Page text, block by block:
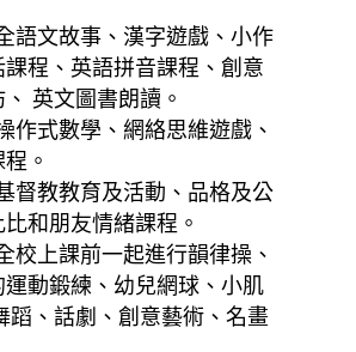
語文故事、漢字遊戲、小作
程、英語拼音課程、創意
英文圖書朗讀。
作式數學、網絡思維遊戲、
。
督教教育及活動、品格及公
和朋友情緒課程。
校上課前一起進行韻律操、
運動鍛練、幼兒網球、小肌
蹈、話劇、創意藝術、名畫